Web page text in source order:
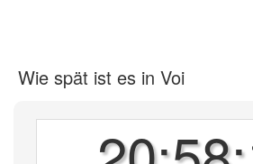
Wie spät ist es in Voi